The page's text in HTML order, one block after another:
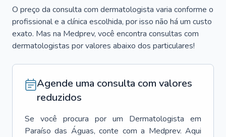
O preço da consulta com dermatologista varia conforme o
profissional e a clínica escolhida, por isso não há um custo
exato. Mas na Medprev, você encontra consultas com
dermatologistas por valores abaixo dos particulares!
Agende uma consulta com valores
reduzidos
Se você procura por um Dermatologista em
Paraíso das Águas, conte com a Medprev. Aqui